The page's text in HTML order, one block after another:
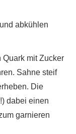
abkühlen
mit Zucker
Sahne steif
Die
dabei einen
garnieren